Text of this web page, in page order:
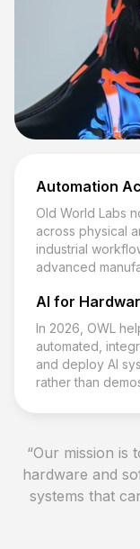
Automation
Old World Labs
across physical
industrial
advanced
AI for
In 2026, OWL
automated,
and deploy AI
rather than
“Our mission is
hardware and
systems that